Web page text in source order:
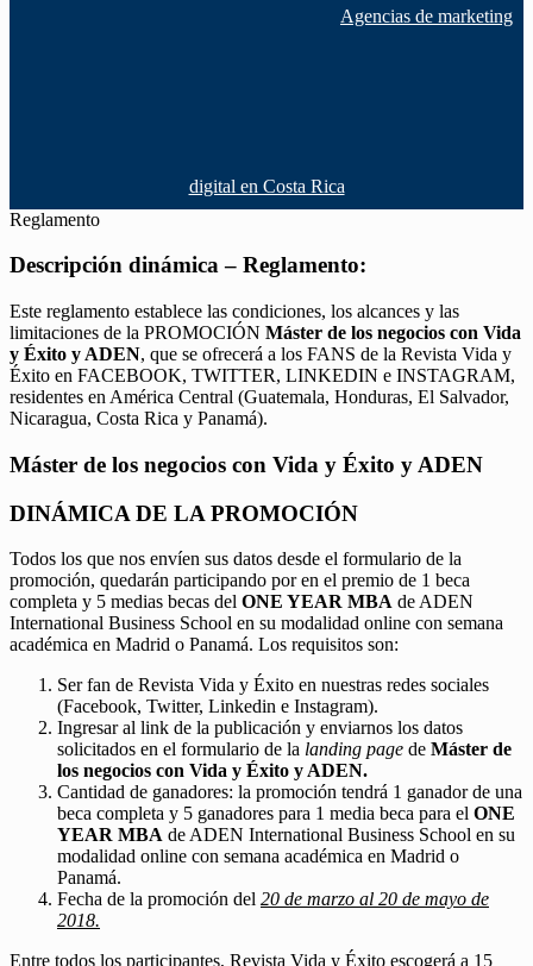
Agencias de marketing
digital en Costa Rica
Reglamento
Descripción dinámica – Reglamento:
Este reglamento establece las condiciones, los alcances y las
limitaciones de la PROMOCIÓN Máster de los negocios con Vida
y Éxito y ADEN, que se ofrecerá a los FANS de la Revista Vida y
Éxito en FACEBOOK, TWITTER, LINKEDIN e INSTAGRAM,
residentes en América Central (Guatemala, Honduras, El Salvador,
Nicaragua, Costa Rica y Panamá).
Máster de los negocios con Vida y Éxito y ADEN
DINÁMICA DE LA PROMOCIÓN
Todos los que nos envíen sus datos desde el formulario de la
promoción, quedarán participando por en el premio de 1 beca
completa y 5 medias becas del ONE YEAR MBA de ADEN
International Business School en su modalidad online con semana
académica en Madrid o Panamá. Los requisitos son:
Ser fan de Revista Vida y Éxito en nuestras redes sociales
(Facebook, Twitter, Linkedin e Instagram).
Ingresar al link de la publicación y enviarnos los datos
solicitados en el formulario de la landing page de Máster de
los negocios con Vida y Éxito y ADEN.
Cantidad de ganadores: la promoción tendrá 1 ganador de una
beca completa y 5 ganadores para 1 media beca para el ONE
YEAR MBA de ADEN International Business School en su
modalidad online con semana académica en Madrid o
Panamá.
Fecha de la promoción del 20 de marzo al 20 de mayo de
2018.
Entre todos los participantes, Revista Vida y Éxito escogerá a 15